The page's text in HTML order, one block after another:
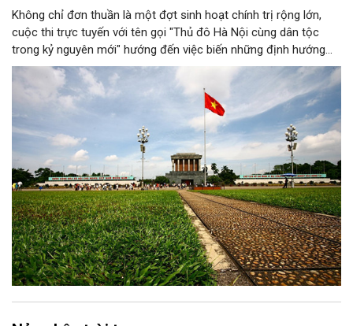
Không chỉ đơn thuần là một đợt sinh hoạt chính trị rộng lớn,
cuộc thi trực tuyến với tên gọi "Thủ đô Hà Nội cùng dân tộc
trong kỷ nguyên mới" hướng đến việc biến những định hướng
chiến lược trong Nghị quyết số 02-NQ/TW của Bộ Chính trị
thành niềm tin, thành nhận thức chung của mỗi người dân.